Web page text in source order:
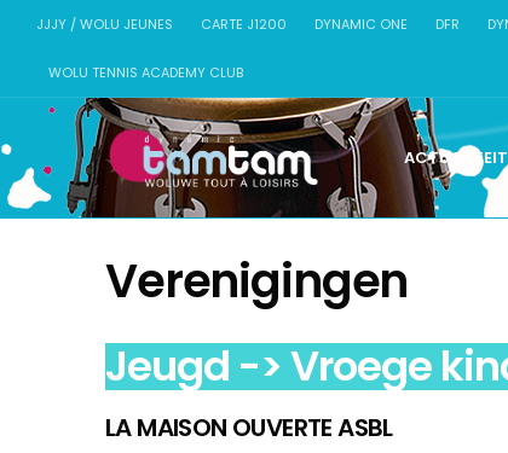
JJJY / WOLU JEUNES CARTE J1200 DYNAMIC ONE DFR
WOLU TENNIS ACADEMY CLUB
ACTUALITEIT
Verenigingen
Jeugd -> Vroege
LA MAISON OUVERTE ASBL